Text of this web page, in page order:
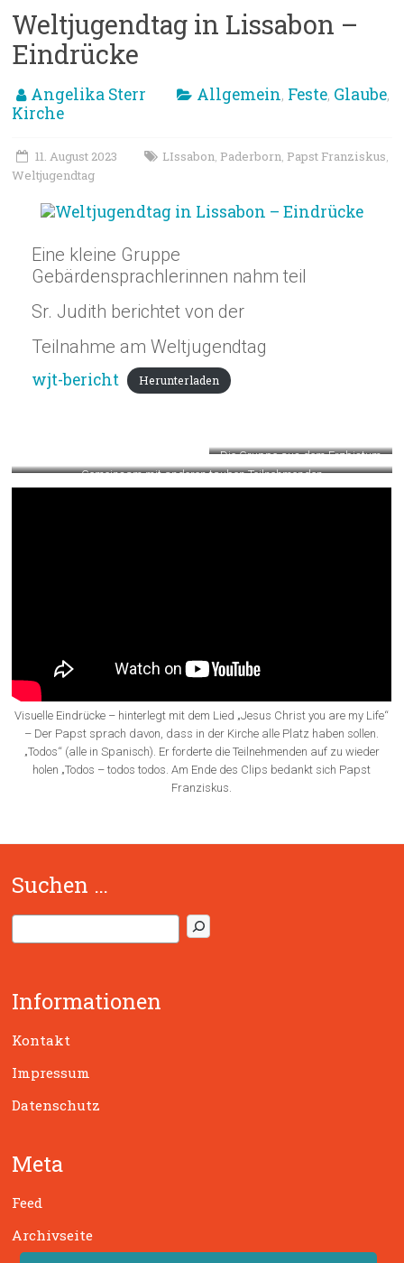
Weltjugendtag in Lissabon –
Eindrücke
Angelika Sterr Allgemein, Feste, Glaube,
Kirche
11. August 2023 LIssabon Paderborn Papst Franziskus
Weltjugendtag
Eine kleine Gruppe
Gebärdensprachlerinnen nahm teil
Sr. Judith berichtet von der
Teilnahme am Weltjugendtag
wjt-bericht Herunterladen
Die Gruppe aus dem Erzbistum
Paderborg
Gemeinsam mit anderen tauben Teilnehmenden
Visuelle Eindrücke – hinterlegt mit dem Lied „Jesus Christ you are my Life“
– Der Papst sprach davon, dass in der Kirche alle Platz haben sollen.
„Todos“ (alle in Spanisch). Er forderte die Teilnehmenden auf zu wieder
holen „Todos – todos todos. Am Ende des Clips bedankt sich Papst
Franziskus.
Suchen …
u
e
n
Informationen
Kontakt
Impressum
Datenschutz
Meta
Feed
Archivseite